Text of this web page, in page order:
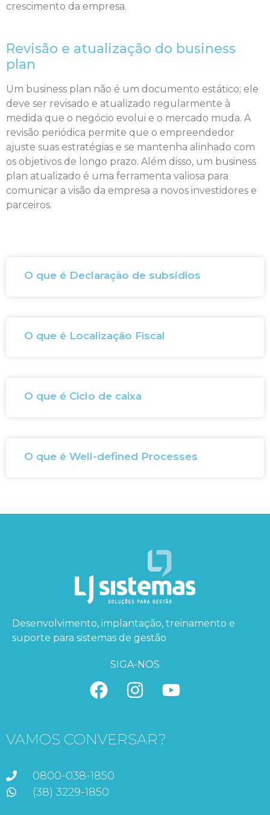
crescimento da empresa.
Revisão e atualização do business
plan
Um business plan não é um documento estático; ele
deve ser revisado e atualizado regularmente à
medida que o negócio evolui e o mercado muda. A
revisão periódica permite que o empreendedor
ajuste suas estratégias e se mantenha alinhado com
os objetivos de longo prazo. Além disso, um business
plan atualizado é uma ferramenta valiosa para
comunicar a visão da empresa a novos investidores e
parceiros.
O que é Declaração de subsídios
O que é Localização Fiscal
O que é Ciclo de caixa
O que é Well-defined Processes
Desenvolvimento, implantação, treinamento e
suporte para sistemas de gestão
SIGA-NOS
VAMOS CONVERSAR?
0800-038-1850
(38) 3229-1850